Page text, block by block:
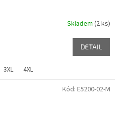
Skladem (2 ks)
DETAIL
3XL 4XL
Kód: E5200-02-M